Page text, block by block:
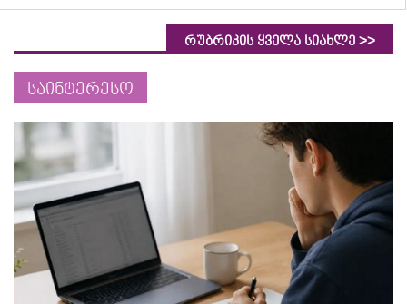
რუბრიკის ყველა სიახლე >>
საინტერესო